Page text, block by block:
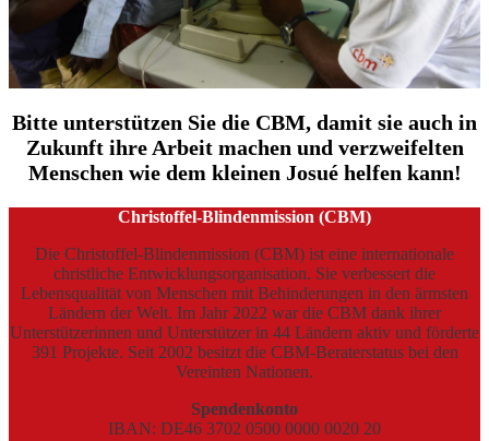
Bitte unterstützen Sie die CBM, damit sie auch in
Zukunft ihre Arbeit machen und verzweifelten
Menschen wie dem kleinen Josué helfen kann!
Christoffel-Blindenmission (CBM)
Die Christoffel-Blindenmission (CBM) ist eine internationale
christliche Entwicklungsorganisation. Sie verbessert die
Lebensqualität von Menschen mit Behinderungen in den ärmsten
Ländern der Welt. Im Jahr 2022 war die CBM dank ihrer
Unterstützerinnen und Unterstützer in 44 Ländern aktiv und förderte
391 Projekte. Seit 2002 besitzt die CBM-Beraterstatus bei den
Vereinten Nationen.
Spendenkonto
IBAN: DE46 3702 0500 0000 0020 20